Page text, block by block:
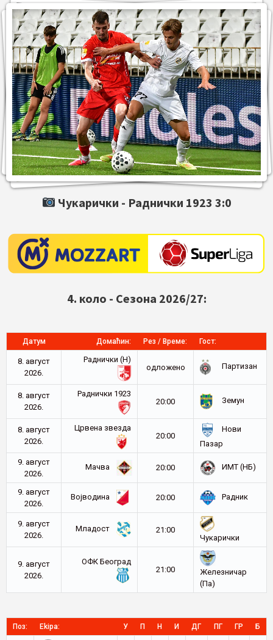
Чукарички - Раднички 1923 3:0
4. коло - Сезона 2026/27:
Датум Домаћин: Рез / Време: Гост:
8. август
2026.
Раднички (Н)
oдложено
Партизан
8. август
2026.
Раднички 1923
20:00
Земун
8. август
2026.
Црвена звезда
20:00
Нови
Пазар
9. август
2026.
Мачва 20:00 ИМТ (НБ)
9. август
2026.
Војводина 20:00 Радник
9. август
2026.
Младост
21:00
Чукарички
9. август
2026.
ОФК Београд
21:00
Железничар
(Па)
Поз: Ekipa: У П Н И ДГ ПГ ГР Б